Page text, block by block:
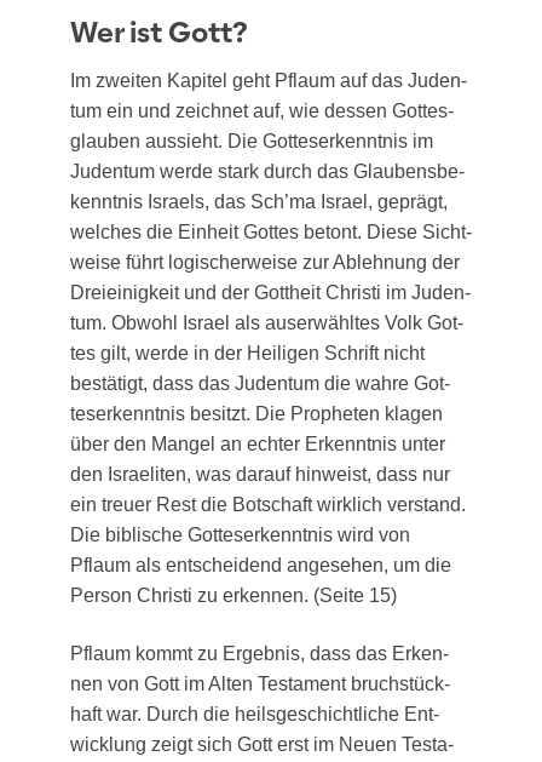
Wer ist Gott?
Im zwei­ten Kapi­tel geht Pflaum auf das Juden­
tum ein und zeich­net auf, wie des­sen Got­tes­
glau­ben aus­sieht. Die Got­tes­er­kennt­nis im
Juden­tum wer­de stark durch das Glau­bens­be­
kennt­nis Isra­els, das Sch’ma Isra­el, geprägt,
wel­ches die Ein­heit Got­tes betont. Die­se Sicht­
wei­se führt logi­scher­wei­se zur Ableh­nung der
Drei­ei­nig­keit und der Gott­heit Chris­ti im Juden­
tum. Obwohl Isra­el als aus­er­wähl­tes Volk Got­
tes gilt, wer­de in der Hei­li­gen Schrift nicht
bestä­tigt, dass das Juden­tum die wah­re Got­
tes­er­kennt­nis besitzt. Die Pro­phe­ten kla­gen
über den Man­gel an ech­ter Erkennt­nis unter
den Israe­li­ten, was dar­auf hin­weist, dass nur
ein treu­er Rest die Bot­schaft wirk­lich ver­stand.
Die bibli­sche Got­tes­er­kennt­nis wird von
Pflaum als ent­schei­dend ange­se­hen, um die
Per­son Chris­ti zu erken­nen. (Sei­te 15)
Pflaum kommt zu Ergeb­nis, dass das Erken­
nen von Gott im Alten Tes­ta­ment bruch­stück­
haft war. Durch die heils­ge­schicht­li­che Ent­
wick­lung zeigt sich Gott erst im Neu­en Tes­ta­